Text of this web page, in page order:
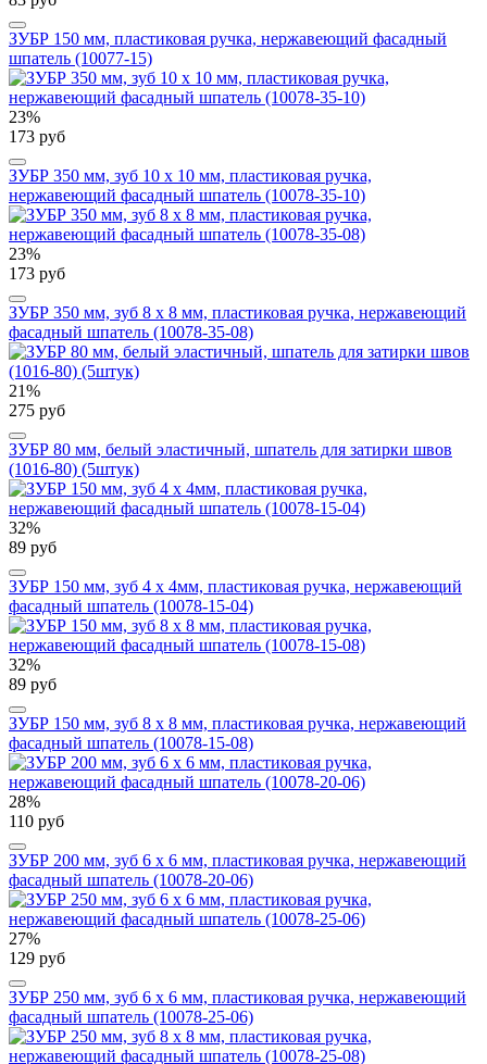
ЗУБР 150 мм, пластиковая ручка, нержавеющий фасадный
шпатель (10077-15)
23%
173 руб
ЗУБР 350 мм, зуб 10 х 10 мм, пластиковая ручка,
нержавеющий фасадный шпатель (10078-35-10)
23%
173 руб
ЗУБР 350 мм, зуб 8 х 8 мм, пластиковая ручка, нержавеющий
фасадный шпатель (10078-35-08)
21%
275 руб
ЗУБР 80 мм, белый эластичный, шпатель для затирки швов
(1016-80) (5штук)
32%
89 руб
ЗУБР 150 мм, зуб 4 х 4мм, пластиковая ручка, нержавеющий
фасадный шпатель (10078-15-04)
32%
89 руб
ЗУБР 150 мм, зуб 8 х 8 мм, пластиковая ручка, нержавеющий
фасадный шпатель (10078-15-08)
28%
110 руб
ЗУБР 200 мм, зуб 6 х 6 мм, пластиковая ручка, нержавеющий
фасадный шпатель (10078-20-06)
27%
129 руб
ЗУБР 250 мм, зуб 6 х 6 мм, пластиковая ручка, нержавеющий
фасадный шпатель (10078-25-06)